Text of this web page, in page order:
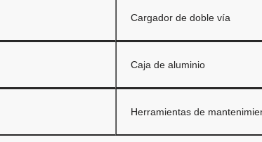
Cargador de doble vía
Caja de aluminio
Herramientas de